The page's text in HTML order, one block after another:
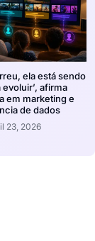
ela está sendo
afirma
em marketing e
de dados
23, 2026